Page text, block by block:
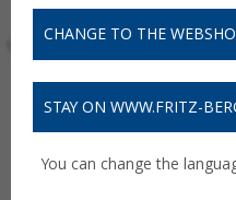
CHANGE TO THE
STAY ON WWW.FRITZ-
You can change the